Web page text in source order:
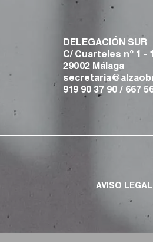
DELEGACIÓN SUR
C/ Cuarteles nº 1 -
29002 Málaga
919 90 37 90 / 667
AVISO LEGAL